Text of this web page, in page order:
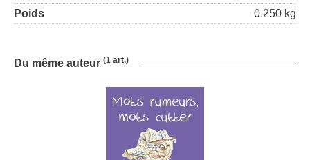
Poids
0.250 kg
Du même auteur (1 art.)